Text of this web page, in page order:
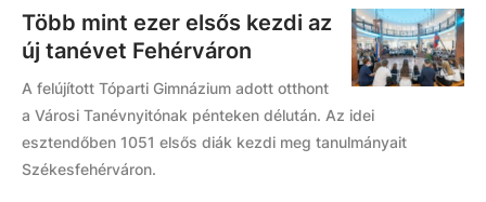
Több mint ezer elsős kezdi az
új tanévet Fehérváron
A felújított Tóparti Gimnázium adott otthont
a Városi Tanévnyitónak pénteken délután. Az idei
esztendőben 1051 elsős diák kezdi meg tanulmányait
Székesfehérváron.